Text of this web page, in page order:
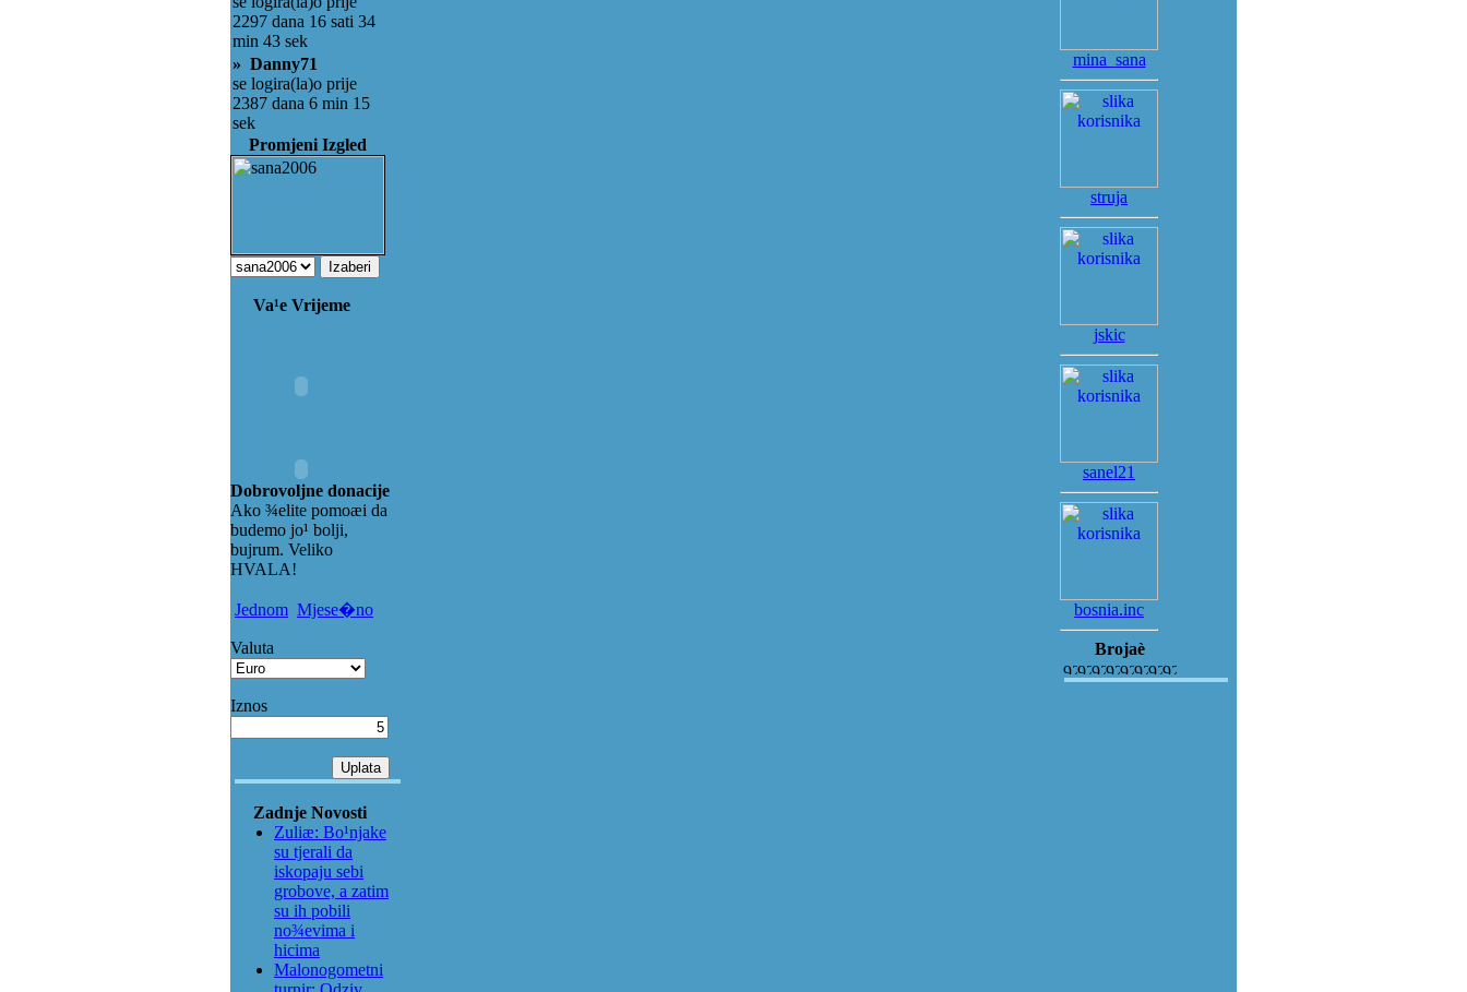
2297 dana 16 sati 34
min 43 sek
» Danny71
se logira(la)o prije
2387 dana 6 min 15
sek
Promjeni Izgled
Va¹e Vrijeme
Dobrovoljne donacije
Ako ¾elite pomoæi da
budemo jo¹ bolji,
bujrum. Veliko
HVALA!
Jednom Mjese�no
Valuta
Iznos
Zadnje Novosti
Zuliæ: Bo¹njake
su tjerali da
iskopaju sebi
grobove, a zatim
su ih pobili
no¾evima i
hicima
Malonogometni
mina_sana
struja
jskic
sanel21
bosnia.inc
Brojaè